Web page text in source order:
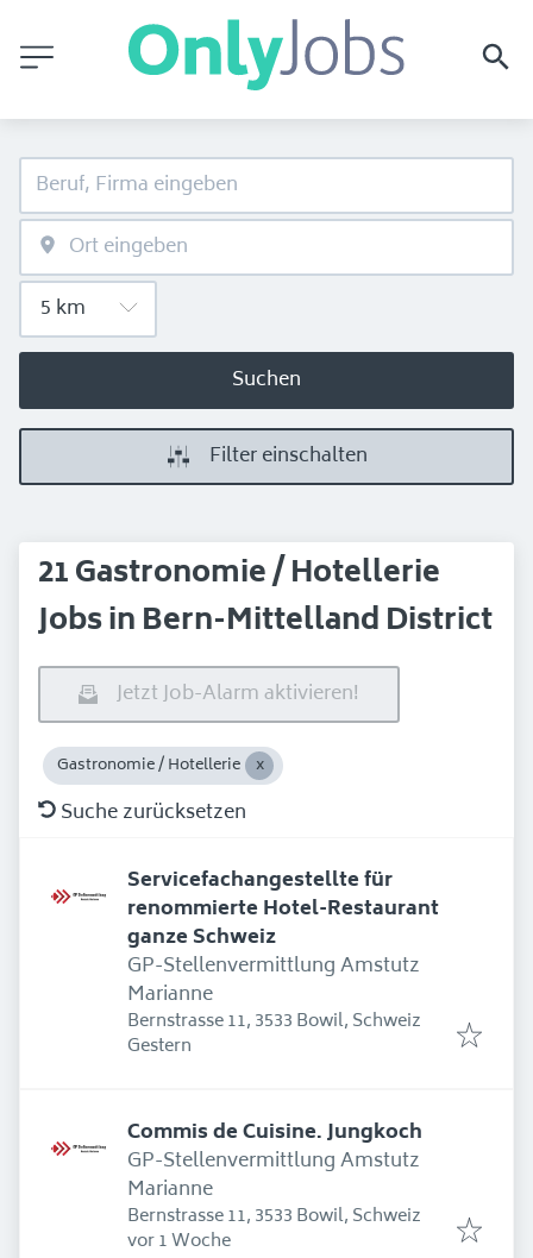
Suchen
Filter einschalten
21 Gastronomie / Hotellerie
Jobs in Bern-Mittelland District
Jetzt Job-Alarm aktivieren!
Gastronomie / Hotellerie
Suche zurücksetzen
Servicefachangestellte für
renommierte Hotel-Restaurant
ganze Schweiz
GP-Stellenvermittlung Amstutz
Marianne
Bernstrasse 11, 3533 Bowil, Schweiz
Erschienen
Gestern
Commis de Cuisine. Jungkoch
GP-Stellenvermittlung Amstutz
Marianne
Bernstrasse 11, 3533 Bowil, Schweiz
Erschienen:
vor 1 Woche